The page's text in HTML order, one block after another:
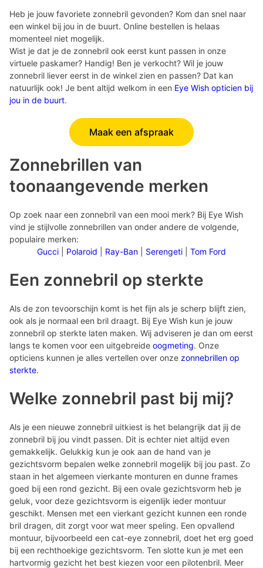
Heb je jouw favoriete zonnebril gevonden? Kom dan snel naar
een winkel bij jou in de buurt. Online bestellen is helaas
momenteel niet mogelijk.
Wist je dat je de zonnebril ook eerst kunt passen in onze
virtuele paskamer? Handig! Ben je verkocht? Wil je jouw
zonnebril liever eerst in de winkel zien en passen? Dat kan
natuurlijk ook! Je bent altijd welkom in een Eye Wish opticien bij
jou in de buurt.
Maak een afspraak
Zonnebrillen van
toonaangevende merken
Op zoek naar een zonnebril van een mooi merk? Bij Eye Wish
vind je stijlvolle zonnebrillen van onder andere de volgende,
populaire merken:
Gucci
Polaroid Ray-Ban Serengeti Tom Ford
Een zonnebril op sterkte
Als de zon tevoorschijn komt is het fijn als je scherp blijft zien,
ook als je normaal een bril draagt. Bij Eye Wish kun je jouw
zonnebril op sterkte laten maken. Wij adviseren je dan om eerst
langs te komen voor een uitgebreide oogmeting. Onze
opticiens kunnen je alles vertellen over onze zonnebrillen op
sterkte.
Welke zonnebril past bij mij?
Als je een nieuwe zonnebril uitkiest is het belangrijk dat jij de
zonnebril bij jou vindt passen. Dit is echter niet altijd even
gemakkelijk. Gelukkig kun je ook aan de hand van je
gezichtsvorm bepalen welke zonnebril mogelijk bij jou past. Zo
staan in het algemeen vierkante monturen en dunne frames
goed bij een rond gezicht. Bij een ovale gezichtsvorm heb je
geluk, voor deze gezichtsvorm is eigenlijk ieder montuur
geschikt. Mensen met een vierkant gezicht kunnen een ronde
bril dragen, dit zorgt voor wat meer speling. Een opvallend
montuur, bijvoorbeeld een cat-eye zonnebril, doet het erg goed
bij een rechthoekige gezichtsvorm. Ten slotte kun je met een
hartvormig gezicht het best kiezen voor een pilotenbril. Meer